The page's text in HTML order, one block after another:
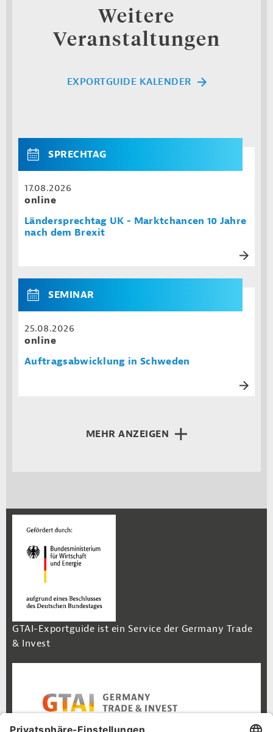
Weitere
Veranstaltungen
EXPORTGUIDE KALENDER
SPRECHTAG
17.08.2026
online
Ländersprechtag UK - Marktchancen 10 Jahre
nach dem Brexit
SEMINAR
25.08.2026
online
Auftragsabwicklung in Schweden
MEHR ANZEIGEN
GTAI-Exportguide ist ein Service der Germany Trade
& Invest